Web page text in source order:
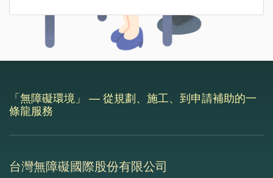
「無障礙環境」 — 從規劃、施工、到申請補助的一
條龍服務
台灣無障礙國際股份有限公司